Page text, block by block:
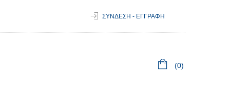
ΣΥΝΔΕΣΗ - ΕΓΓΡΑΦΗ
(0)